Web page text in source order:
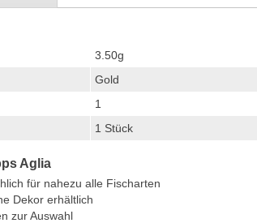
3.50g
Gold
1
1 Stück
Aglia
für nahezu alle Fischarten
Dekor erhältlich
zur Auswahl